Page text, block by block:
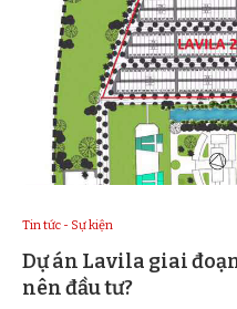
Tin tức - Sự kiện
Dự án Lavila giai
nên đầu tư?